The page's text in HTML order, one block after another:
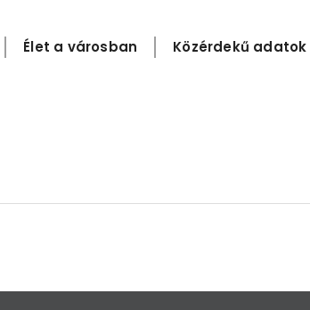
Élet a városban Közérdekű adatok